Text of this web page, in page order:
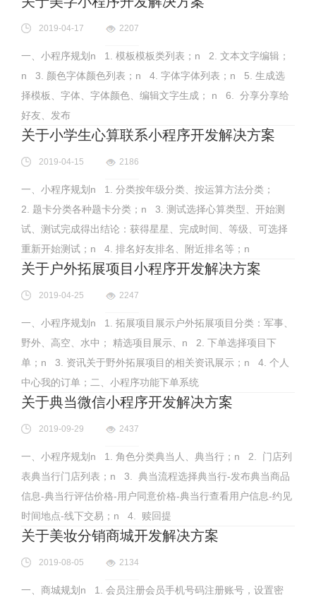
2019-04-17 2207
一、小程序规划n 1. 模板模板类列表；n 2. 文本文字编辑；
n 3. 颜色字体颜色列表；n 4. 字体字体列表；n 5. 生成选
择模板、字体、字体颜色、编辑文字生成； n 6. 分享分享给
好友、发布
关于小学生心算联系小程序开发解决方案
2019-04-15 2186
一、小程序规划n 1. 分类按年级分类、按运算方法分类；
2. 题卡分类各种题卡分类；n 3. 测试选择心算类型、开始测
试、测试完成得出结论：获得星星、完成时间、等级、可选择
重新开始测试；n 4. 排名好友排名、附近排名等；n
关于户外拓展项目小程序开发解决方案
2019-04-25 2247
一、小程序规划n 1. 拓展项目展示户外拓展项目分类：军事、
野外、高空、水中； 精选项目展示、n 2. 下单选择项目下
单；n 3. 资讯关于野外拓展项目的相关资讯展示；n 4. 个人
中心我的订单；二、小程序功能下单系统
关于典当微信小程序开发解决方案
2019-09-29 2437
一、小程序规划n 1. 角色分类典当人、典当行；n 2. 门店列
表典当行门店列表；n 3. 典当流程选择典当行-发布典当商品
信息-典当行评估价格-用户同意价格-典当行查看用户信息-约见
时间地点-线下交易；n 4. 赎回提
关于美妆分销商城开发解决方案
2019-08-05 2134
一、商城规划n 1. 会员注册会员手机号码注册账号，设置密